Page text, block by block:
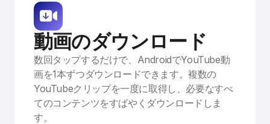
動画のダウンロード
数回タップするだけで、AndroidでYouTube動
画を1本ずつダウンロードできます。複数の
YouTubeクリップを一度に取得し、必要なすべ
てのコンテンツをすばやくダウンロードしま
す。